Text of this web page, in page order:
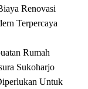
Renovasi
Terpercaya
Rumah
Sukoharjo
Untuk